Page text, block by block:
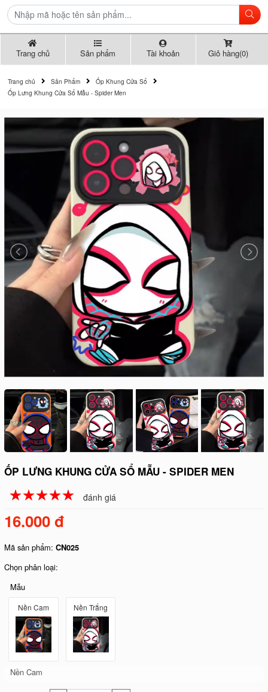
Trang chủ Sản phẩm Tài khoản Giỏ hàng(0)
Trang chủ Sản Phẩm
Ốp Khung Cửa Sổ
Ốp Lưng Khung Cửa Sổ Mẫu - Spider Men
ỐP LƯNG KHUNG CỬA SỔ MẪU - SPIDER MEN
☆☆☆☆☆
★★★★★ đánh giá
16.000 đ
Mã sản phẩm:CN025
Chọn phân loại:
Mẫu
Nền Cam Nền Trắng
Nền Cam